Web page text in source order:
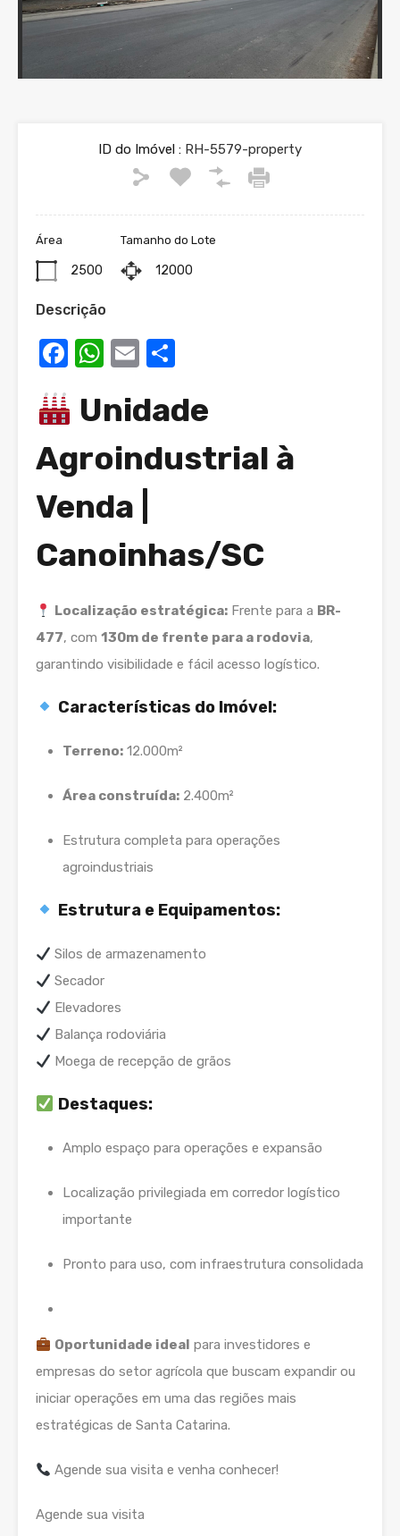
Previous Next
ID do Imóvel : RH-5579-property
Área
2500
Tamanho do Lote
12000
Descrição
Facebook
WhatsApp
Email
Unidade
Agroindustrial à
Venda |
Canoinhas/SC
Localização estratégica: Frente para a BR-
477, com 130m de frente para a rodovia,
garantindo visibilidade e fácil acesso logístico.
Características do Imóvel:
Terreno: 12.000m²
Área construída: 2.400m²
Estrutura completa para operações
agroindustriais
Estrutura e Equipamentos:
Silos de armazenamento
Secador
Elevadores
Balança rodoviária
Moega de recepção de grãos
Destaques:
Amplo espaço para operações e expansão
Localização privilegiada em corredor logístico
importante
Pronto para uso, com infraestrutura consolidada
Oportunidade ideal para investidores e
empresas do setor agrícola que buscam expandir ou
iniciar operações em uma das regiões mais
estratégicas de Santa Catarina.
Agende sua visita e venha conhecer!
Agende sua visita